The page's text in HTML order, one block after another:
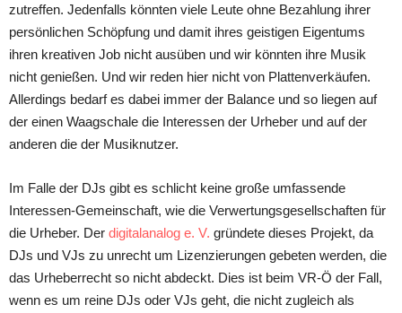
zutreffen. Jedenfalls könnten viele Leute ohne Bezahlung ihrer
persönlichen Schöpfung und damit ihres geistigen Eigentums
ihren kreativen Job nicht ausüben und wir könnten ihre Musik
nicht genießen. Und wir reden hier nicht von Plattenverkäufen.
Allerdings bedarf es dabei immer der Balance und so liegen auf
der einen Waagschale die Interessen der Urheber und auf der
anderen die der Musiknutzer.
Im Falle der DJs gibt es schlicht keine große umfassende
Interessen-Gemeinschaft, wie die Verwertungsgesellschaften für
die Urheber. Der digitalanalog e. V. gründete dieses Projekt, da
DJs und VJs zu unrecht um Lizenzierungen gebeten werden, die
das Urheberrecht so nicht abdeckt. Dies ist beim VR-Ö der Fall,
wenn es um reine DJs oder VJs geht, die nicht zugleich als